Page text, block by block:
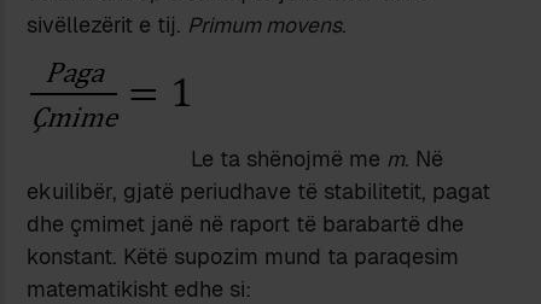
sivëllezërit e tij. Primum movens.
Le ta shënojmë me m. Në
ekuilibër, gjatë periudhave të stabilitetit, pagat
dhe çmimet janë në raport të barabartë dhe
konstant. Këtë supozim mund ta paraqesim
matematikisht edhe si: